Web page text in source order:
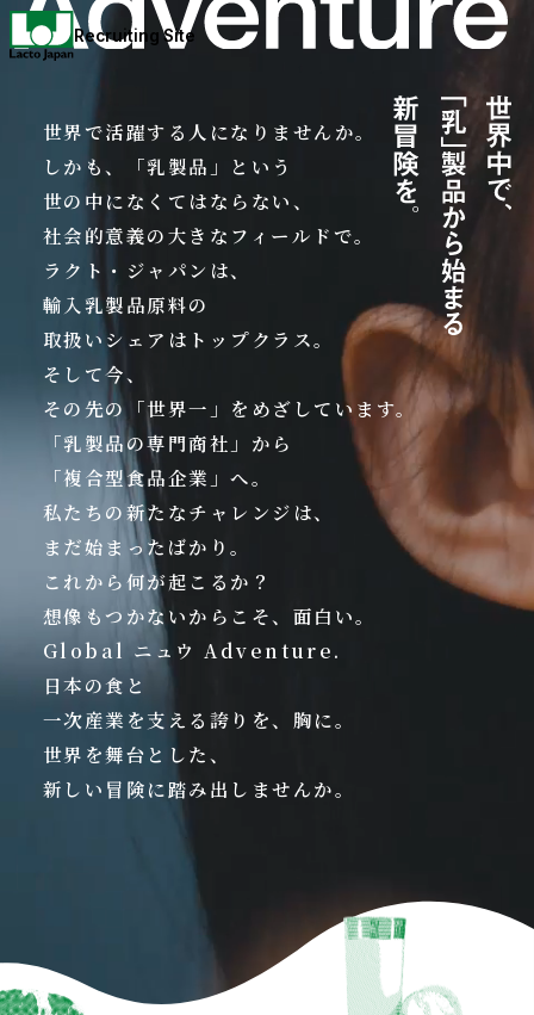
Recruiting Site
世界で活躍する人になりませんか。
しかも、「乳製品」という
世の中になくてはならない、
社会的意義の大きなフィールドで。
ラクト・ジャパンは、
輸入乳製品原料の
取扱いシェアはトップクラス。
そして今、
その先の「世界一」をめざしています。
「乳製品の専門商社」から
「複合型食品企業」へ。
私たちの新たなチャレンジは、
まだ始まったばかり。
これから何が起こるか？
想像もつかないからこそ、面白い。
Global ニュウ Adventure.
日本の食と
一次産業を支える誇りを、胸に。
世界を舞台とした、
新しい冒険に踏み出しませんか。